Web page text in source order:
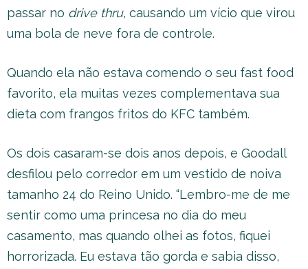
passar no drive thru, causando um vício que virou
uma bola de neve fora de controle.
Quando ela não estava comendo o seu fast food
favorito, ela muitas vezes complementava sua
dieta com frangos fritos do KFC também.
Os dois casaram-se dois anos depois, e Goodall
desfilou pelo corredor em um vestido de noiva
tamanho 24 do Reino Unido. “Lembro-me de me
sentir como uma princesa no dia do meu
casamento, mas quando olhei as fotos, fiquei
horrorizada. Eu estava tão gorda e sabia disso,